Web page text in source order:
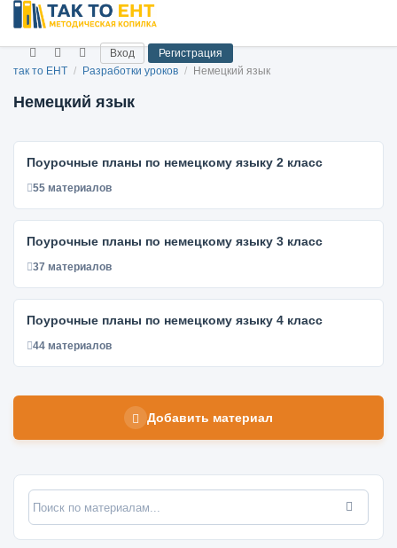
Вход
Регистрация
так то ЕНТ / Разработки уроков / Немецкий язык
Немецкий язык
Поурочные планы по немецкому языку 2 класс
55 материалов
Поурочные планы по немецкому языку 3 класс
37 материалов
Поурочные планы по немецкому языку 4 класс
44 материалов
Добавить материал